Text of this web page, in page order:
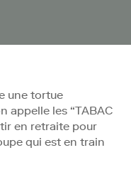
une tortue
appelle les “TABAC
en retraite pour
qui est en train